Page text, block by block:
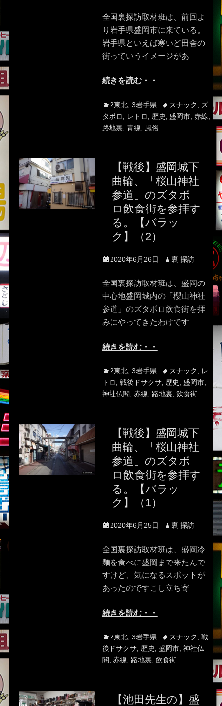
全国裏探訪取材班は、前回よ
り岩手県盛岡市に来ている。
岩手県といえば寒いど田舎の
街っていうイメージがあ
続きを読む・・
Categories
2東北, 3岩手県 Tagsスナック
ズ
タボロ
レトロ 歴史 盛岡市, 赤線
路地裏 青線 風俗
【戦後】盛岡城下
曲輪、「桜山神社
参道」のズタボ
ロ飲食街を参拝す
る。【バラッ
ク】（2）
Posted
2020年6月26日 Author
裏 探訪
全国裏探訪取材班は、盛岡の
中心地盛岡城内の「櫻山神社
参道」のズタボロ飲食街を拝
みにやってきたわけです
続きを読む・・
Categories
2東北, 3岩手県 Tagsスナック
レ
トロ
戦後ドサクサ, 歴史 盛岡市,
神社仏閣 赤線 路地裏 飲食街
【戦後】盛岡城下
曲輪、「桜山神社
参道」のズタボ
ロ飲食街を参拝す
る。【バラッ
ク】（1）
Posted
2020年6月25日 Author
裏 探訪
全国裏探訪取材班は、盛岡冷
麺を食べに盛岡まで来たんで
すけど、気になるスポットが
あったのですこし立ち寄
続きを読む・・
Categories
2東北, 3岩手県 Tagsスナック
戦
後ドサクサ, 歴史 盛岡市, 神社仏
閣 赤線 路地裏 飲食街
【池田先生の】盛